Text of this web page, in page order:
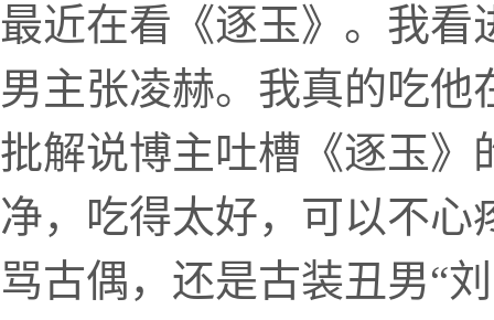
最近在看《逐玉》。我
男主张凌赫。我真的吃
批解说博主吐槽《逐玉》
净，吃得太好，可以不
骂古偶，还是古装丑男“